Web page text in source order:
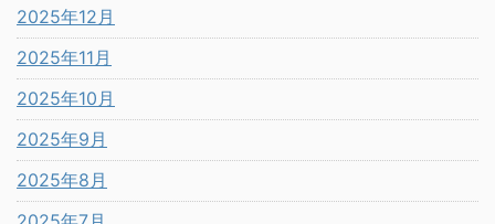
2025年12月
2025年11月
2025年10月
2025年9月
2025年8月